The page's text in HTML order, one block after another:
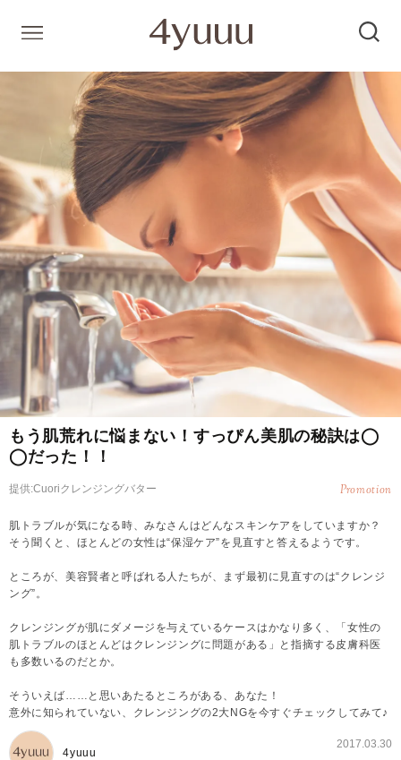
もう肌荒れに悩まない！すっぴん美肌の秘訣は◯
◯だった！！
提供:Cuoriクレンジングバター Promotion
肌トラブルが気になる時、みなさんはどんなスキンケアをしていますか？
そう聞くと、ほとんどの女性は“保湿ケア”を見直すと答えるようです。
ところが、美容賢者と呼ばれる人たちが、まず最初に見直すのは“クレンジ
ング”。
クレンジングが肌にダメージを与えているケースはかなり多く、「女性の
肌トラブルのほとんどはクレンジングに問題がある」と指摘する皮膚科医
も多数いるのだとか。
そういえば……と思いあたるところがある、あなた！
意外に知られていない、クレンジングの2大NGを今すぐチェックしてみて♪
4yuuu
2017.03.30